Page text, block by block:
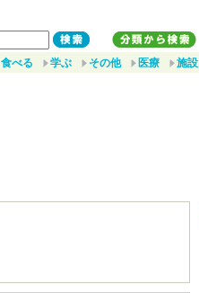
食べる 学ぶ その他 医療 施設